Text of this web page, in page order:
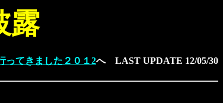
露
ってきました２０１2へ LAST UPDATE 12/05/30